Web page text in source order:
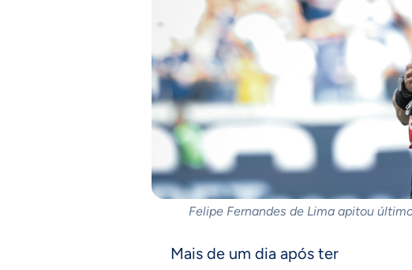
Felipe Fernandes de Lima apitou
Mais de um dia após ter